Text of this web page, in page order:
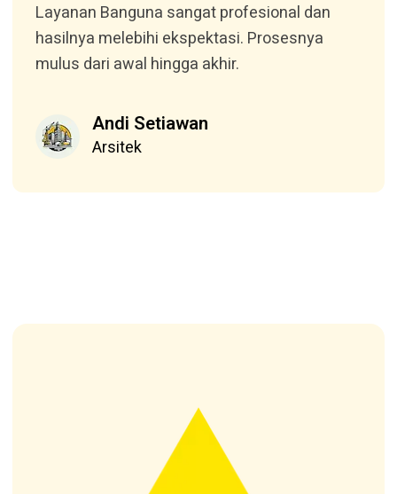
Layanan Banguna sangat profesional dan
hasilnya melebihi ekspektasi. Prosesnya
mulus dari awal hingga akhir.
Andi Setiawan
Arsitek